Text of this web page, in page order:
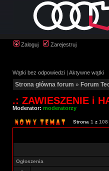
Zaloguj Zarejestruj
Wątki bez odpowiedzi | Aktywne wątki
Strona główna forum » Forum
.: ZAWIESZENIE i
Moderator: moderatorzy
Strona 1 z 108
Ogłoszenia